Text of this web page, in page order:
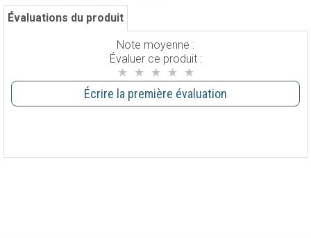
Évaluations du produit
Note moyenne :
Évaluer ce produit :
Écrire la première évaluation